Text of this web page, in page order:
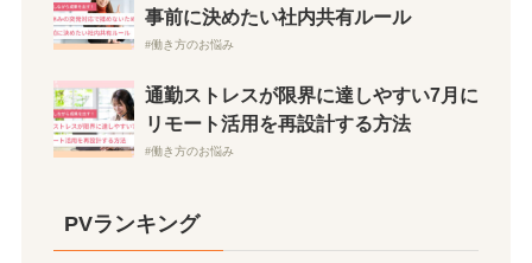
事前に決めたい社内共有ルール
働き方のお悩み
通勤ストレスが限界に達しやすい7月に
リモート活用を再設計する方法
働き方のお悩み
PVランキング